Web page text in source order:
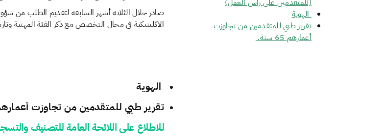
صادر خلال الثلاثة أشهر السابقة لتقديم الطلب من
الاكلينيكية في مجال التخصص مع ذكر الفئة المهنية
الهوية​
تقرير طبي للمتقدمين من تجاوزت أعمارهم 65​
للاطلاع على اللائحة العامة للتصنيف
(للمتقدمين على رأس العمل)
الهوية​
تقرير طبي للمتقدمين من تجاوزت
أعمارهم 65​ سنة.